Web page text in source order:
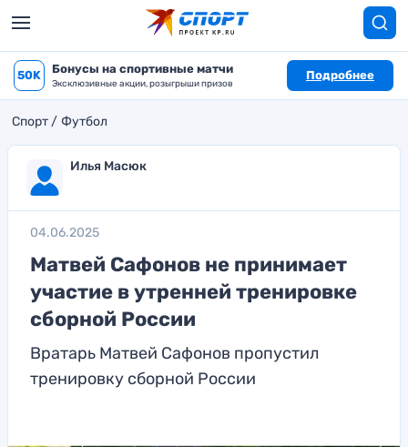
50K Бонусы на спортивные матчи
Эксклюзивные акции, розыгрыши призов
Подробнее
Спорт Футбол
Илья Масюк
04.06.2025
Матвей Сафонов не принимает
участие в утренней тренировке
сборной России
Вратарь Матвей Сафонов пропустил
тренировку сборной России